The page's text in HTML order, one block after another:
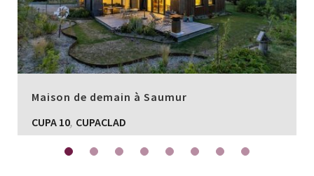
Maison de demain à Saumur
CUPA 10, CUPACLAD